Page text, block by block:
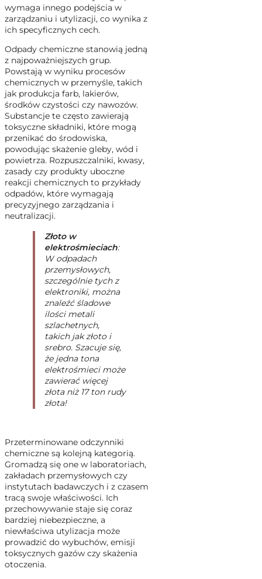
wymaga innego podejścia w
zarządzaniu i utylizacji, co wynika z
ich specyficznych cech.
Odpady chemiczne stanowią jedną
z najpoważniejszych grup.
Powstają w wyniku procesów
chemicznych w przemyśle, takich
jak produkcja farb, lakierów,
środków czystości czy nawozów.
Substancje te często zawierają
toksyczne składniki, które mogą
przenikać do środowiska,
powodując skażenie gleby, wód i
powietrza. Rozpuszczalniki, kwasy,
zasady czy produkty uboczne
reakcji chemicznych to przykłady
odpadów, które wymagają
precyzyjnego zarządzania i
neutralizacji.
Złoto w
elektrośmieciach:
W odpadach
przemysłowych,
szczególnie tych z
elektroniki, można
znaleźć śladowe
ilości metali
szlachetnych,
takich jak złoto i
srebro. Szacuje się,
że jedna tona
elektrośmieci może
zawierać więcej
złota niż 17 ton rudy
złota!
Przeterminowane odczynniki
chemiczne są kolejną kategorią.
Gromadzą się one w laboratoriach,
zakładach przemysłowych czy
instytutach badawczych i z czasem
tracą swoje właściwości. Ich
przechowywanie staje się coraz
bardziej niebezpieczne, a
niewłaściwa utylizacja może
prowadzić do wybuchów, emisji
toksycznych gazów czy skażenia
otoczenia.